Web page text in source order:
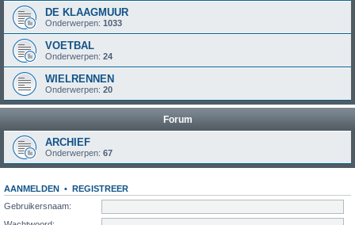
DE KLAAGMUUR
Onderwerpen: 1033
VOETBAL
Onderwerpen: 24
WIELRENNEN
Onderwerpen: 20
Forum
ARCHIEF
Onderwerpen: 67
AANMELDEN • REGISTREER
Gebruikersnaam: